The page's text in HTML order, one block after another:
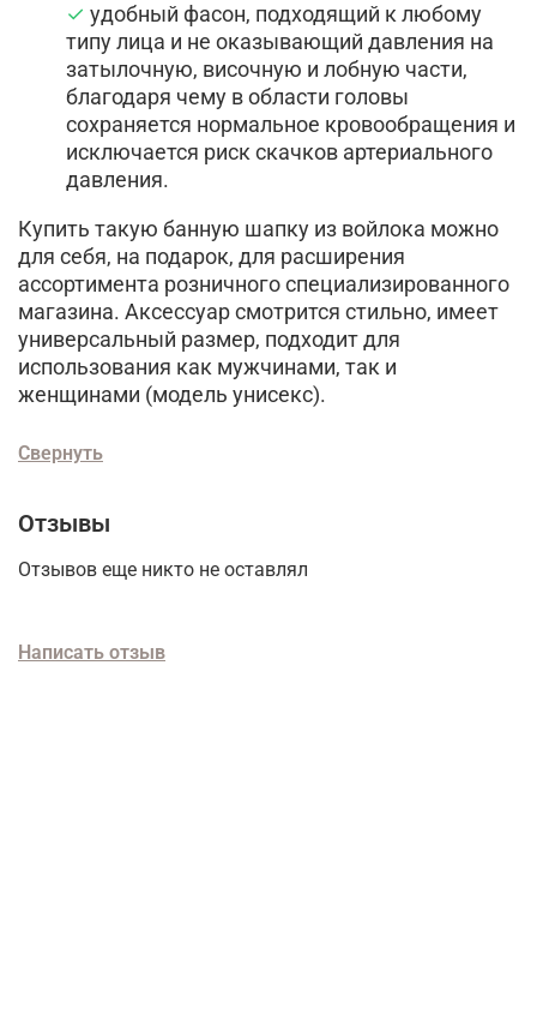
удобный фасон, подходящий к любому
типу лица и не оказывающий давления на
затылочную, височную и лобную части,
благодаря чему в области головы
сохраняется нормальное кровообращения и
исключается риск скачков артериального
давления.
Купить такую банную шапку из войлока можно
для себя, на подарок, для расширения
ассортимента розничного специализированного
магазина. Аксессуар смотрится стильно, имеет
универсальный размер, подходит для
использования как мужчинами, так и
женщинами (модель унисекс).
Свернуть
Отзывы
Отзывов еще никто не оставлял
Написать отзыв